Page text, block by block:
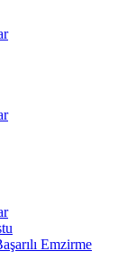
Emzirme